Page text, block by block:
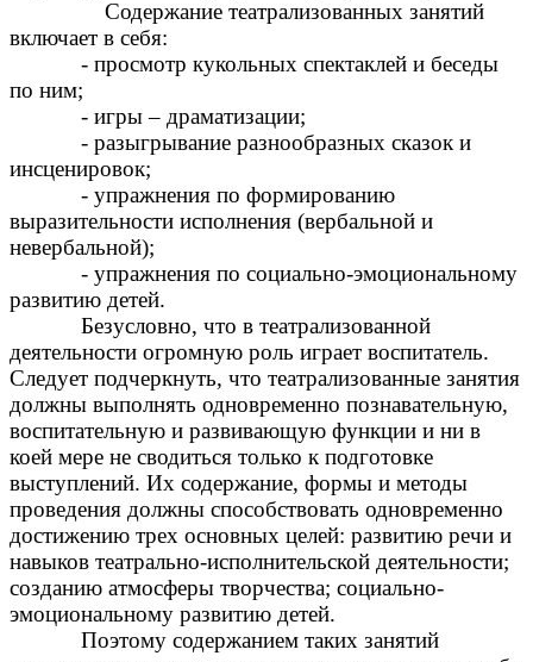
Содержание театрализованных занятий
включает в себя:
- просмотр кукольных спектаклей и беседы
по ним;
- игры – драматизации;
- разыгрывание разнообразных сказок и
инсценировок;
- упражнения по формированию
выразительности исполнения (вербальной и
невербальной);
- упражнения по социально-эмоциональному
развитию детей.
Безусловно, что в театрализованной
деятельности огромную роль играет воспитатель.
Следует подчеркнуть, что театрализованные занятия
должны выполнять одновременно познавательную,
воспитательную и развивающую функции и ни в
коей мере не сводиться только к подготовке
выступлений. Их содержание, формы и методы
проведения должны способствовать одновременно
достижению трех основных целей: развитию речи и
навыков театрально-исполнительской деятельности;
созданию атмосферы творчества; социально-
эмоциональному развитию детей.
Поэтому содержанием таких занятий